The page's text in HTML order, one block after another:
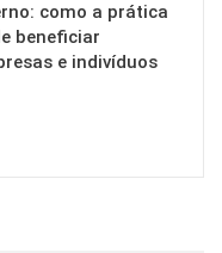
como a prática
beneficiar
e indivíduos